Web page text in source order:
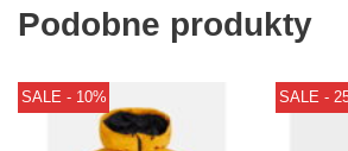
Podobne produkty
SALE - 10% SALE -